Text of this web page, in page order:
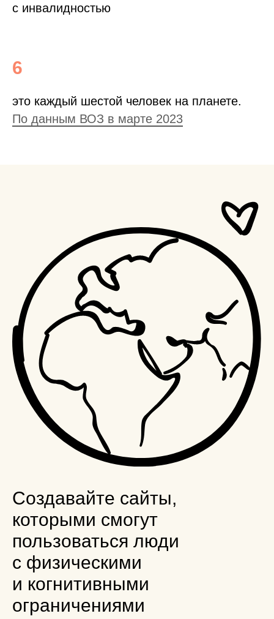
с инвалидностью
6
это каждый шестой человек на планете.
По данным ВОЗ в марте 2023
Создавайте сайты,
которыми смогут
пользоваться люди
с физическими
и когнитивными
ограничениями